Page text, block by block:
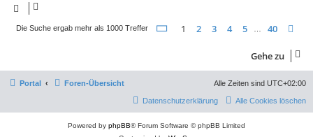
Die Suche ergab mehr als 1000 Treffer Seite 1von 40
1 2 3 4 5 40
Gehe zu
Portal Foren-Übersicht Alle Zeiten sind UTC+02:00
Alle Cookies löschen
Datenschutzerklärung
Powered by phpBB® Forum Software © phpBB Limited